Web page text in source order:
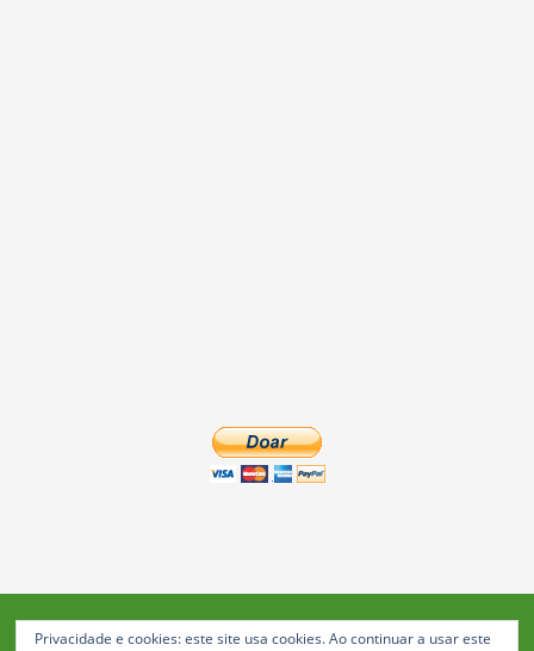
Privacidade e cookies: este site usa cookies. Ao continuar a usar este